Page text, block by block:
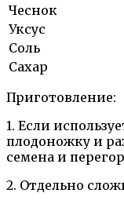
Чеснок
Уксус
Соль
Сахар
Приготовление:
1. Если
плодоножку и
семена и
2. Отдельно